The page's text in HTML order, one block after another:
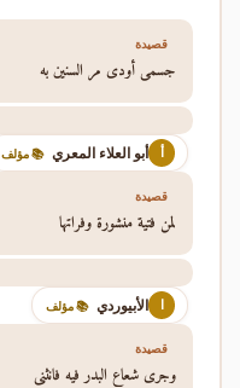
قصيدة
جسمي أودى مر السنين به
أ أبو العلاء المعري 📚 مؤلف
قصيدة
لمن فتية منشورة وفراتها
ا الأبيوردي 📚 مؤلف
قصيدة
وجرى شعاع البدر فيه فانثنى